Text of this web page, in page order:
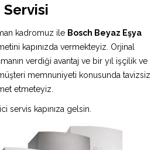
kadromuz ile Bosch Beyaz Eşya
kapınızda vermekteyiz. Orjinal
verdiği avantaj ve bir yıl işçilik ve
memnuniyeti konusunda tavizsiz
etmeteyiz.
servis kapınıza gelsin.